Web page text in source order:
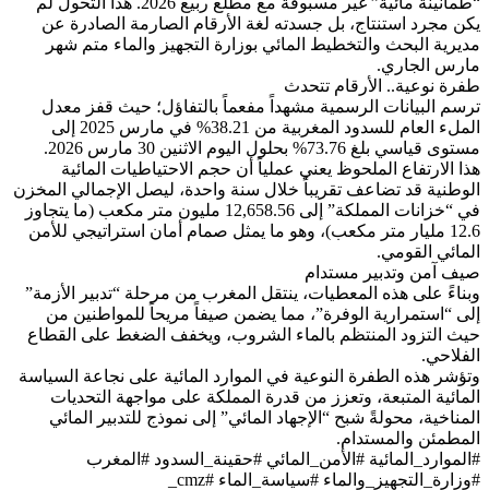
يكن مجرد استنتاج، بل جسدته لغة الأرقام الصارمة الصادرة عن
مديرية البحث والتخطيط المائي بوزارة التجهيز والماء متم شهر
مارس الجاري.
​طفرة نوعية.. الأرقام تتحدث
​ترسم البيانات الرسمية مشهداً مفعماً بالتفاؤل؛ حيث قفز معدل
الملء العام للسدود المغربية من 38.21% في مارس 2025 إلى
مستوى قياسي بلغ 73.76% بحلول اليوم الاثنين 30 مارس 2026.
​هذا الارتفاع الملحوظ يعني عملياً أن حجم الاحتياطيات المائية
الوطنية قد تضاعف تقريباً خلال سنة واحدة، ليصل الإجمالي المخزن
في “خزانات المملكة” إلى 12,658.56 مليون متر مكعب (ما يتجاوز
12.6 مليار متر مكعب)، وهو ما يمثل صمام أمان استراتيجي للأمن
المائي القومي.
​صيف آمن وتدبير مستدام
​وبناءً على هذه المعطيات، ينتقل المغرب من مرحلة “تدبير الأزمة”
إلى “استمرارية الوفرة”، مما يضمن صيفاً مريحاً للمواطنين من
حيث التزود المنتظم بالماء الشروب، ويخفف الضغط على القطاع
الفلاحي.
​وتؤشر هذه الطفرة النوعية في الموارد المائية على نجاعة السياسة
المائية المتبعة، وتعزز من قدرة المملكة على مواجهة التحديات
المناخية، محولةً شبح “الإجهاد المائي” إلى نموذج للتدبير المائي
المطمئن والمستدام.
​#الموارد_المائية #الأمن_المائي #حقينة_السدود #المغرب
#وزارة_التجهيز_والماء #سياسة_الماء #cmz_